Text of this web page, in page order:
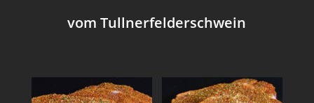
vom Tullnerfelderschwein